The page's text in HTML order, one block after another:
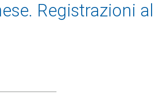
Registrazioni